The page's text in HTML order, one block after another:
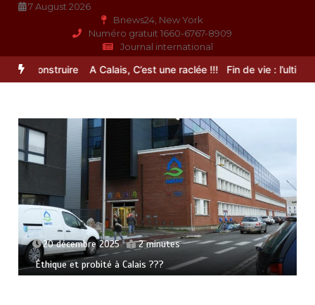
7 August 2026
Bnews24, New York
Numéro gratuit 1660-6767-8909
Journal international
reconstruire A Calais, C’est une raclée !!! Fin de vie : l’ultime
20 décembre 2025 2 minutes
Éthique et probité à Calais ???